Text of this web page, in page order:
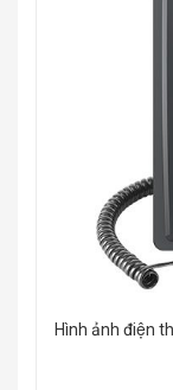
Hình ảnh điện